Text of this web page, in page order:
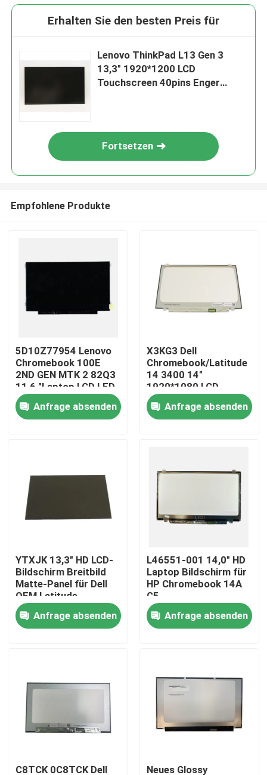
Kontakte
Videos
Lenovo-LCD-Bildschirm-Ersatz
HP-LCD-Bildschirm-Ersatz
Acer-LCD-Bildschirm-Ersatz
Macbook-LCD-Bildschirm-Ersatz
Erhalten Sie den besten Preis für
Lenovo ThinkPad L13 Gen 3
13,3" 1920*1200 LCD
Touchscreen 40pins Enger
Fortsetzen
Empfohlene Produkte
5D10Z77954 Lenovo
Chromebook 100E
2ND GEN MTK 2 82Q3
11,6 "Laptop LCD LED-
Bildschirm
Anfrage absenden
X3KG3 Dell
Chromebook/Latitude
14 3400 14"
1920*1080 LCD-
Bildschirm Matte-
PanelAnfrage absenden
YTXJK 13,3" HD LCD-
Bildschirm Breitbild
Matte-Panel für Dell
OEM Latitude
5300/7300
NT133WHM-N61
Anfrage absenden
L46551-001 14,0" HD
Laptop Bildschirm für
HP Chromebook 14A
G5
Anfrage absenden
C8TCK 0C8TCK Dell Neues Glossy